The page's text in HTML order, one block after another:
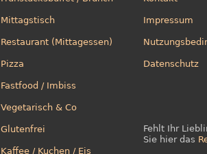
Mittagstisch
Restaurant (Mittagessen)
Pizza
Fastfood / Imbiss
Vegetarisch & Co
Glutenfrei
Kaffee / Kuchen / Eis
Impressum
Datenschutz
Fehlt Ihr
Sie hier das